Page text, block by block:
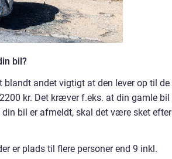
bil?
andet vigtigt at den lever op til de
kr. Det kræver f.eks. at din gamle bil
bil er afmeldt, skal det være sket efter
er plads til flere personer end 9 inkl.